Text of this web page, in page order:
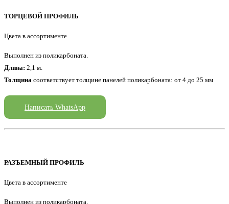
ТОРЦЕВОЙ ПРОФИЛЬ
Цвета в ассортименте
Выполнен из поликарбоната.
Длина: 2,1 м.
Толщина соответствует толщине панелей поликарбоната: от 4 до 25 мм
Написать WhatsApp
РАЗЪЕМНЫЙ ПРОФИЛЬ
Цвета в ассортименте
Выполнен из поликарбоната.